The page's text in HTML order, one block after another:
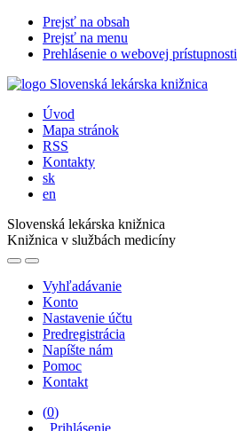
Prejsť na obsah
Prejsť na menu
Prehlásenie o webovej prístupnosti
Úvod
Mapa stránok
RSS
Kontakty
sk
en
Slovenská lekárska knižnica
Knižnica v službách medicíny
Vyhľadávanie
Konto
Nastavenie účtu
Predregistrácia
Napíšte nám
Pomoc
Kontakt
(0)
Prihlásenie